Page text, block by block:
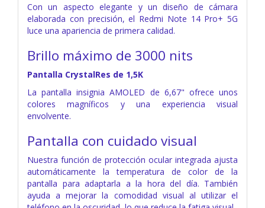
Con un aspecto elegante y un diseño de cámara
elaborada con precisión, el Redmi Note 14 Pro+ 5G
luce una apariencia de primera calidad.
Brillo máximo de 3000 nits
Pantalla CrystalRes de 1,5K
La pantalla insignia AMOLED de 6,67" ofrece unos
colores magníficos y una experiencia visual
envolvente.
Pantalla con cuidado visual
Nuestra función de protección ocular integrada ajusta
automáticamente la temperatura de color de la
pantalla para adaptarla a la hora del día. También
ayuda a mejorar la comodidad visual al utilizar el